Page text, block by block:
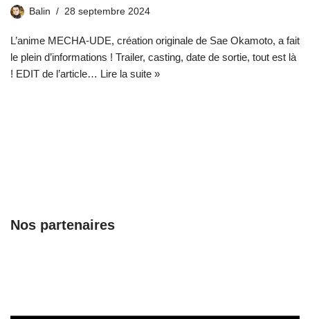
Balin 28 septembre 2024
L’anime MECHA-UDE, création originale de Sae Okamoto, a fait
le plein d’informations ! Trailer, casting, date de sortie, tout est là
! EDIT de l’article… Lire la suite »
Nos partenaires